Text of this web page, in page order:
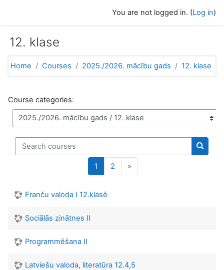
You are not logged in. (Log in)
12. klase
Home Courses 2025./2026. mācību gads 12. klase
Course categories:
Search courses
1 Page 1
2Page 2
»Next page
Franču valoda I 12.klasē
Sociālās zinātnes II
Programmēšana II
Latviešu valoda, literatūra 12.4,5